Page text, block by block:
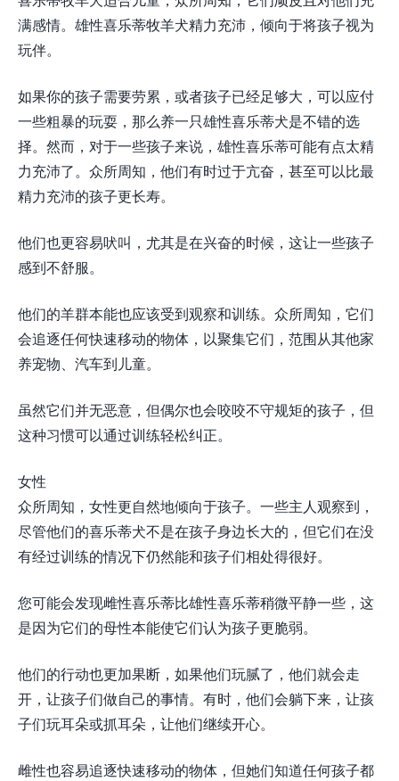
满感情。雄性喜乐蒂牧羊犬精力充沛，倾向于将孩子视为
玩伴。
如果你的孩子需要劳累，或者孩子已经足够大，可以应付
一些粗暴的玩耍，那么养一只雄性喜乐蒂犬是不错的选
择。然而，对于一些孩子来说，雄性喜乐蒂可能有点太精
力充沛了。众所周知，他们有时过于亢奋，甚至可以比最
精力充沛的孩子更长寿。
他们也更容易吠叫，尤其是在兴奋的时候，这让一些孩子
感到不舒服。
他们的羊群本能也应该受到观察和训练。众所周知，它们
会追逐任何快速移动的物体，以聚集它们，范围从其他家
养宠物、汽车到儿童。
虽然它们并无恶意，但偶尔也会咬咬不守规矩的孩子，但
这种习惯可以通过训练轻松纠正。
女性
众所周知，女性更自然地倾向于孩子。一些主人观察到，
尽管他们的喜乐蒂犬不是在孩子身边长大的，但它们在没
有经过训练的情况下仍然能和孩子们相处得很好。
您可能会发现雌性喜乐蒂比雄性喜乐蒂稍微平静一些，这
是因为它们的母性本能使它们认为孩子更脆弱。
他们的行动也更加果断，如果他们玩腻了，他们就会走
开，让孩子们做自己的事情。有时，他们会躺下来，让孩
子们玩耳朵或抓耳朵，让他们继续开心。
雌性也容易追逐快速移动的物体，但她们知道任何孩子都